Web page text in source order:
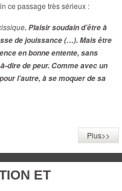
ce passage très sérieux :
. Plaisir soudain d’être à
de jouissance (…). Mais être
en bonne entente, sans
dire de peur. Comme avec un
l’autre, à se moquer de sa
Plus>>
ET